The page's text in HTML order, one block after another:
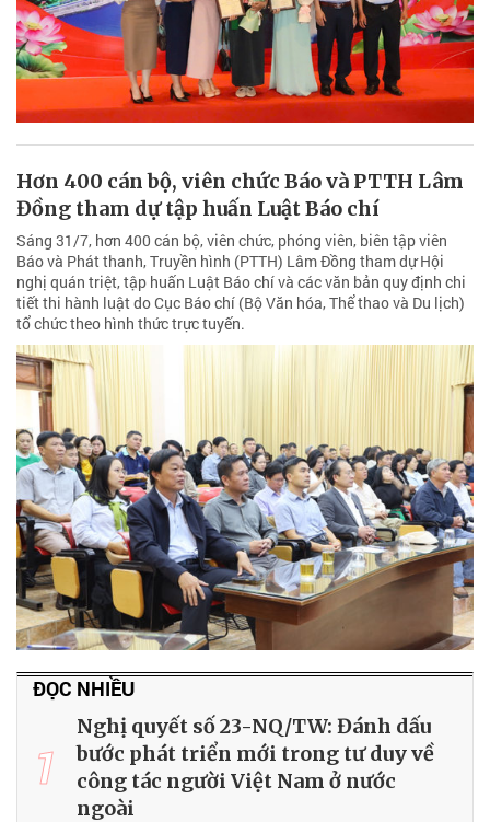
Hơn 400 cán bộ, viên chức Báo và PTTH Lâm
Đồng tham dự tập huấn Luật Báo chí
Sáng 31/7, hơn 400 cán bộ, viên chức, phóng viên, biên tập viên
Báo và Phát thanh, Truyền hình (PTTH) Lâm Đồng tham dự Hội
nghị quán triệt, tập huấn Luật Báo chí và các văn bản quy định chi
tiết thi hành luật do Cục Báo chí (Bộ Văn hóa, Thể thao và Du lịch)
tổ chức theo hình thức trực tuyến.
ĐỌC NHIỀU
1
Nghị quyết số 23-NQ/TW: Đánh dấu
bước phát triển mới trong tư duy về
công tác người Việt Nam ở nước
ngoài